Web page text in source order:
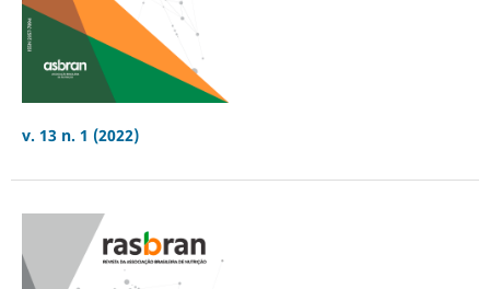
v. 13 n. 1 (2022)